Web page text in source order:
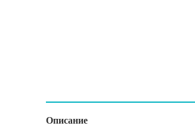
Описание